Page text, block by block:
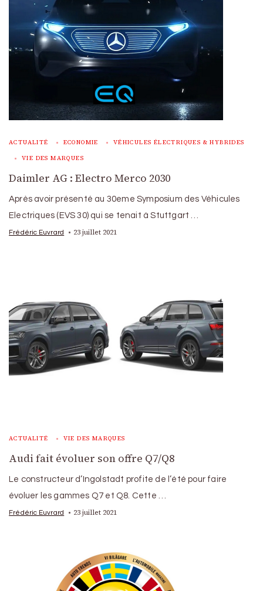
ACTUALITÉ ECONOMIE VÉHICULES ÉLECTRIQUES & HYBRIDES
VIE DES MARQUES
Daimler AG : Electro Merco 2030
Après avoir présenté au 30eme Symposium des Véhicules
Electriques (EVS 30) qui se tenait à Stuttgart …
Frédéric Euvrard 23 juillet 2021
ACTUALITÉ VIE DES MARQUES
Audi fait évoluer son offre Q7/Q8
Le constructeur d’Ingolstadt profite de l’été pour faire
évoluer les gammes Q7 et Q8. Cette …
Frédéric Euvrard 23 juillet 2021